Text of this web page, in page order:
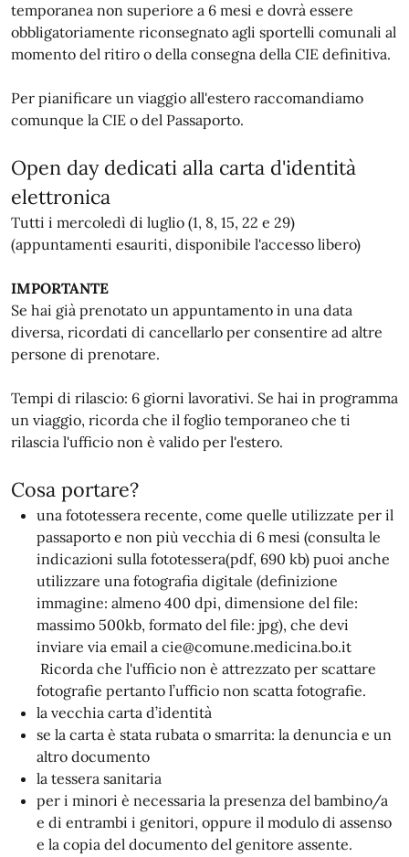
temporanea non superiore a 6 mesi e dovrà essere
obbligatoriamente riconsegnato agli sportelli comunali al
momento del ritiro o della consegna della CIE definitiva.
Per pianificare un viaggio all'estero raccomandiamo
comunque la CIE o del Passaporto.
Open day dedicati alla carta d'identità
elettronica
Tutti i mercoledì di luglio (1, 8, 15, 22 e 29)
(appuntamenti esauriti, disponibile l'accesso libero)
IMPORTANTE
Se hai già prenotato un appuntamento in una data
diversa, ricordati di cancellarlo per consentire ad altre
persone di prenotare.
Tempi di rilascio: 6 giorni lavorativi. Se hai in programma
un viaggio, ricorda che il foglio temporaneo che ti
rilascia l'ufficio non è valido per l'estero.
Cosa portare?
una fototessera recente, come quelle utilizzate per il
passaporto e non più vecchia di 6 mesi (consulta le
indicazioni sulla fototessera(pdf, 690 kb) puoi anche
utilizzare una fotografia digitale (definizione
immagine: almeno 400 dpi, dimensione del file:
massimo 500kb, formato del file: jpg), che devi
inviare via email a cie@comune.medicina.bo.it
Ricorda che l'ufficio non è attrezzato per scattare
fotografie pertanto l’ufficio non scatta fotografie.
la vecchia carta d’identità
se la carta è stata rubata o smarrita: la denuncia e un
altro documento
la tessera sanitaria
per i minori è necessaria la presenza del bambino/a
e di entrambi i genitori, oppure il modulo di assenso
e la copia del documento del genitore assente.